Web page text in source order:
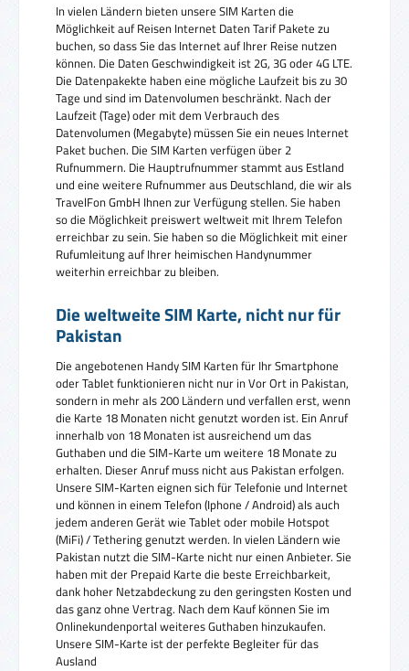
In vielen Ländern bieten unsere SIM Karten die
Möglichkeit auf Reisen Internet Daten Tarif Pakete zu
buchen, so dass Sie das Internet auf Ihrer Reise nutzen
können. Die Daten Geschwindigkeit ist 2G, 3G oder 4G LTE.
Die Datenpakekte haben eine mögliche Laufzeit bis zu 30
Tage und sind im Datenvolumen beschränkt. Nach der
Laufzeit (Tage) oder mit dem Verbrauch des
Datenvolumen (Megabyte) müssen Sie ein neues Internet
Paket buchen. Die SIM Karten verfügen über 2
Rufnummern. Die Hauptrufnummer stammt aus Estland
und eine weitere Rufnummer aus Deutschland, die wir als
TravelFon GmbH Ihnen zur Verfügung stellen. Sie haben
so die Möglichkeit preiswert weltweit mit Ihrem Telefon
erreichbar zu sein. Sie haben so die Möglichkeit mit einer
Rufumleitung auf Ihrer heimischen Handynummer
weiterhin erreichbar zu bleiben.
Die weltweite SIM Karte, nicht nur für
Pakistan
Die angebotenen Handy SIM Karten für Ihr Smartphone
oder Tablet funktionieren nicht nur in Vor Ort in Pakistan,
sondern in mehr als 200 Ländern und verfallen erst, wenn
die Karte 18 Monaten nicht genutzt worden ist. Ein Anruf
innerhalb von 18 Monaten ist ausreichend um das
Guthaben und die SIM-Karte um weitere 18 Monate zu
erhalten. Dieser Anruf muss nicht aus Pakistan erfolgen.
Unsere SIM-Karten eignen sich für Telefonie und Internet
und können in einem Telefon (Iphone / Android) als auch
jedem anderen Gerät wie Tablet oder mobile Hotspot
(MiFi) / Tethering genutzt werden. In vielen Ländern wie
Pakistan nutzt die SIM-Karte nicht nur einen Anbieter. Sie
haben mit der Prepaid Karte die beste Erreichbarkeit,
dank hoher Netzabdeckung zu den geringsten Kosten und
das ganz ohne Vertrag. Nach dem Kauf können Sie im
Onlinekundenportal weiteres Guthaben hinzukaufen.
Unsere SIM-Karte ist der perfekte Begleiter für das
Ausland